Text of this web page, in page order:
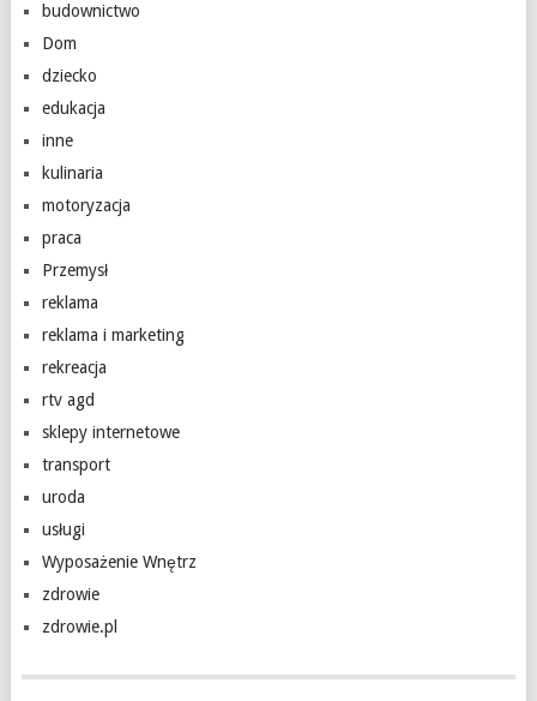
budownictwo
Dom
dziecko
edukacja
inne
kulinaria
motoryzacja
praca
Przemysł
reklama
reklama i marketing
rekreacja
rtv agd
sklepy internetowe
transport
uroda
usługi
Wyposażenie Wnętrz
zdrowie
zdrowie.pl